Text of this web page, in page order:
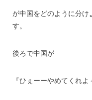
が中国をどのように分
す。
後ろで中国が
『ひぇーーやめてくれよ